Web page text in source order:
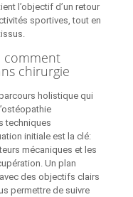
l’objectif d’un retour
sportives, tout en
comment
chirurgie
holistique qui
techniques
initiale est la clé:
mécaniques et les
Un plan
des objectifs clairs
permettre de suivre